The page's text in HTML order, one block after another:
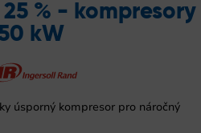
% - kompresory
kW
úsporný kompresor pro náročný